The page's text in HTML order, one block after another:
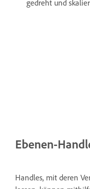
gedreht und
Ebenen-
Handles, mit deren